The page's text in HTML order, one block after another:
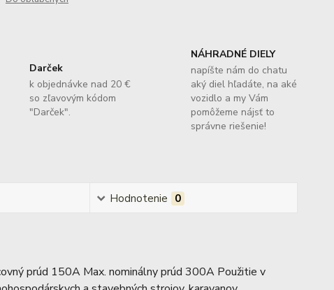
Darček
k objednávke nad 20 €
so zľavovým kódom
"Darček".
NÁHRADNÉ DIELY
napíšte nám do chatu
aký diel hľadáte, na aké
vozidlo a my Vám
pomôžeme nájsť to
správne riešenie!
Hodnotenie 0
prúd 150A Max. nominálny prúd 300A Použitie v